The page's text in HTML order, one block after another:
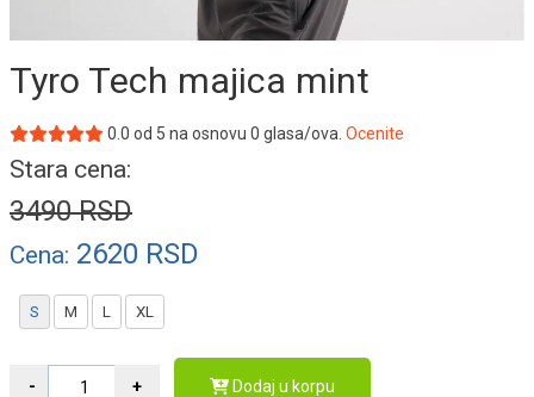
Tyro Tech majica mint
0.0 od 5 na osnovu 0 glasa/ova. Ocenite
Stara cena:
3490RSD
Cena: 2620 RSD
S M L XL
Dodaj u korpu